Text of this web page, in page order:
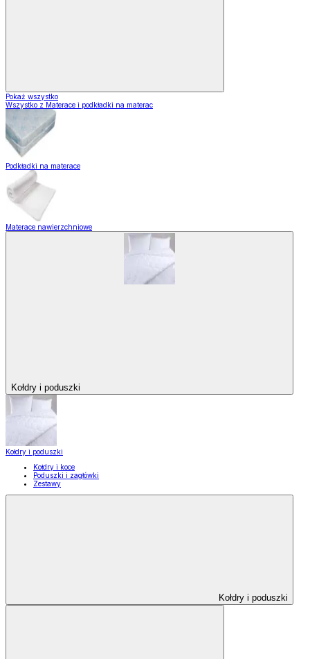
Pokaż wszystko
Wszystko z Materace i podkładki na materac
Podkładki na materace
Materace nawierzchniowe
Kołdry i poduszki
Kołdry i poduszki
Kołdry i koce
Poduszki i zagłówki
Zestawy
Kołdry i poduszki